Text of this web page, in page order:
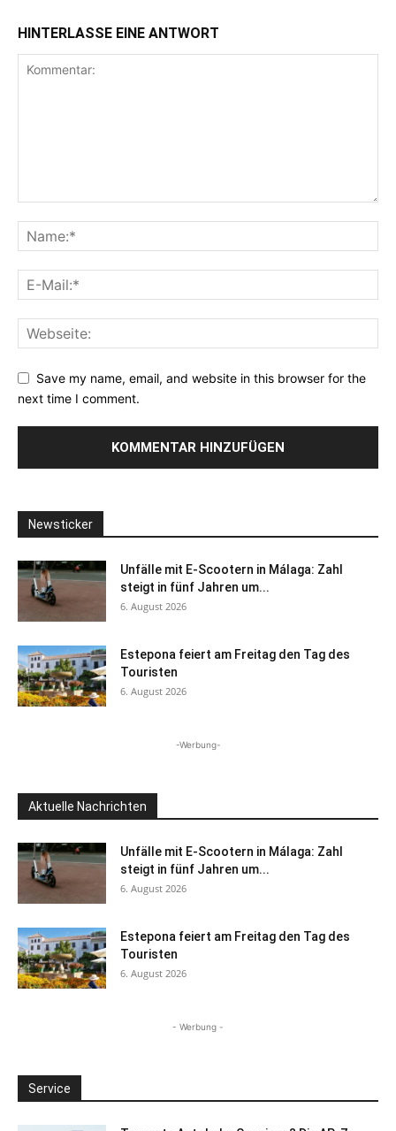
HINTERLASSE EINE ANTWORT
Save my name, email, and website in this browser for the
next time I comment.
Newsticker
Unfälle mit E-Scootern in Málaga: Zahl
steigt in fünf Jahren um...
6. August 2026
Estepona feiert am Freitag den Tag des
Touristen
6. August 2026
-Werbung-
Aktuelle Nachrichten
Unfälle mit E-Scootern in Málaga: Zahl
steigt in fünf Jahren um...
6. August 2026
Estepona feiert am Freitag den Tag des
Touristen
6. August 2026
- Werbung -
Service